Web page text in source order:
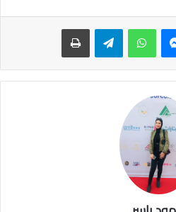
ماسنجر واتساب تيلقرام طباعة